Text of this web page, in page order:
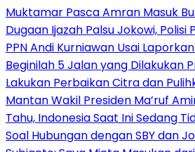
Muktamar Pasca Amran Masuk
Dugaan Ijazah Palsu Jokowi, Polisi
PPN Andi Kurniawan Usai
Beginilah 5 Jalan yang Dilakukan
Lakukan Perbaikan Citra dan
Mantan Wakil Presiden Ma’ruf
Tahu, Indonesia Saat Ini Sedang
Soal Hubungan dengan SBY dan